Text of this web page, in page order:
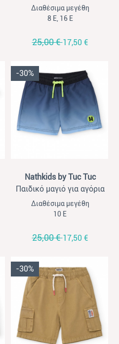
αγόρια Nathkids μαύρο
Διαθέσιμα μεγέθη
8 Ε, 16 Ε
25,00 €17,50 €
-30%
Nathkids by Tuc Tuc
Παιδικό μαγιό για αγόρια
Nathkids μπλε
Διαθέσιμα μεγέθη
10 Ε
25,00 €17,50 €
-30%